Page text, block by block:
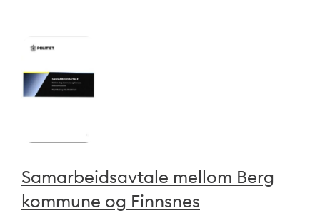
Samarbeidsavtale mellom Berg
kommune og Finnsnes